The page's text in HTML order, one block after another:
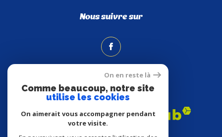
Nous suivre sur
Adhérents
On en reste là
Comme beaucoup, notre site
utilise les cookies
On aimerait vous accompagner pendant
votre visite.